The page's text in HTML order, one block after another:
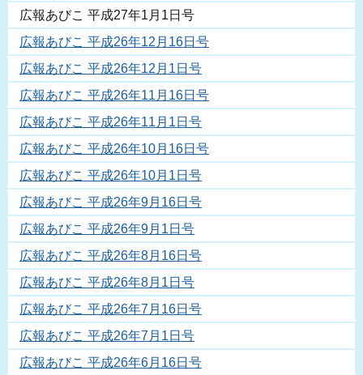
広報あびこ 平成27年1月1日号
広報あびこ 平成26年12月16日号
広報あびこ 平成26年12月1日号
広報あびこ 平成26年11月16日号
広報あびこ 平成26年11月1日号
広報あびこ 平成26年10月16日号
広報あびこ 平成26年10月1日号
広報あびこ 平成26年9月16日号
広報あびこ 平成26年9月1日号
広報あびこ 平成26年8月16日号
広報あびこ 平成26年8月1日号
広報あびこ 平成26年7月16日号
広報あびこ 平成26年7月1日号
広報あびこ 平成26年6月16日号